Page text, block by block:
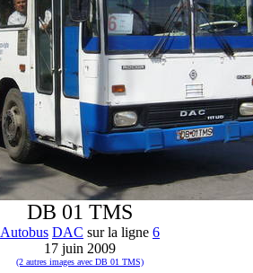
DB 01 TMS
Autobus DAC sur la ligne 6
17 juin 2009
(2 autres images avec DB 01 TMS)